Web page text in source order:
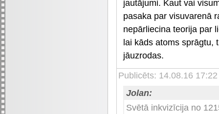
jautājumi. Kaut vai
pasaka par visuvarenā
nepārliecina teorija par
lai kāds atoms sprāgtu,
jāuzrodas.
Publicēts: 14.08.16 17:22
Jolan:
Svētā inkvizīcija no